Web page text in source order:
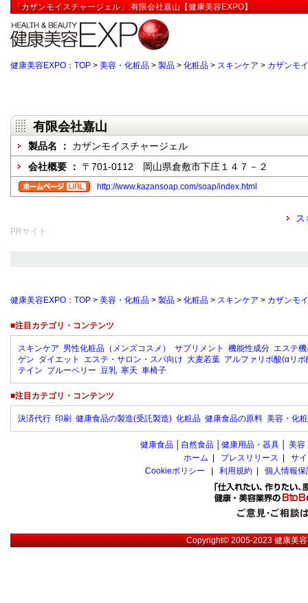
「カザンモイスチャージェル」:有限会社嘉山【健康美容EXPO】
健康美容EXPO：TOP > 美容・化粧品 > 製品 > 化粧品 > スキンケア > カザンモ
有限会社嘉山
製品名 ： カザンモイスチャージェル
会社概要 ： 〒701-0112 岡山県倉敷市下庄１４７－２
http://www.kazansoap.com/soap/index.html
PRサイト
健康美容EXPO：TOP > 美容・化粧品 > 製品 > 化粧品 > スキンケア > カザンモ
■注目カテゴリ・コンテンツ
スキンケア 男性化粧品（メンズコスメ） サプリメント 機能性成分 エステ
ゲン ダイエット エステ・サロン・スパ向け 大麦若葉 アルファリポ酸(αリポ
テイン ブルーベリー 豆乳 寒天 車椅子
■注目カテゴリ・コンテンツ
決済代行 印刷 健康食品の製造(受託製造) 化粧品 健康食品の原料 美容・化
健康食品 自然食品 健康用品・器具 美容
ホーム
プレスリリース
サ
Cookieポリシー
利用規約 個人情報
Copyright© 2005-2023健康美